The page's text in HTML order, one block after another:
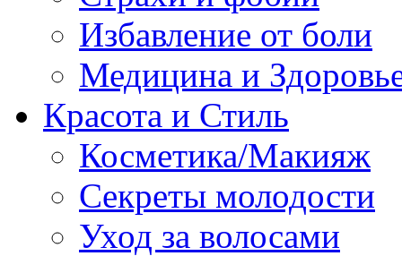
Избавление от боли
Медицина и
Красота и Стиль
Косметика/Макияж
Секреты молодости
Уход за волосами